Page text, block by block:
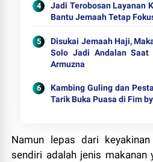
Jadi Terobosan Layanan
Bantu Jemaah Tetap
Disukai Jemaah Haji,
Solo Jadi Andalan Saat
Armuzna
Kambing Guling dan
Tarik Buka Puasa di Fim
Namun lepas dari
sendiri adalah jenis makanan